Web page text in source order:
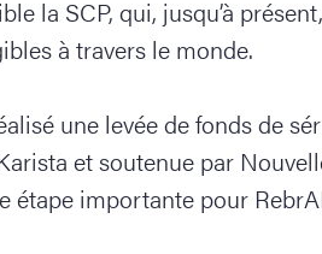
la SCP, qui, jusqu’à
à travers le monde.
une levée de fonds de
et soutenue par
étape importante pour